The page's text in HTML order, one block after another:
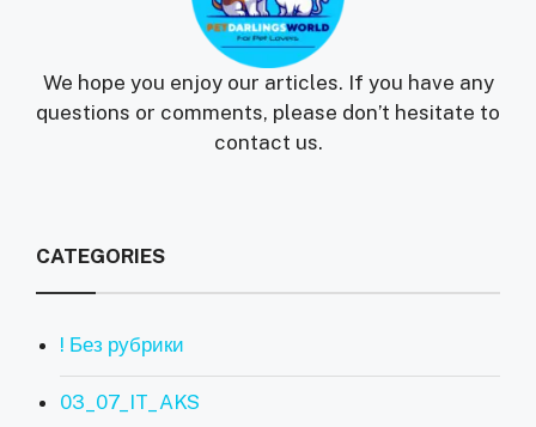
We hope you enjoy our articles. If you have any
questions or comments, please don’t hesitate to
contact us.
CATEGORIES
! Без рубрики
03_07_IT_AKS